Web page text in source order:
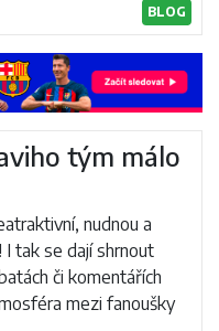
BLOG
tým málo
nudnou a
tak se dají shrnout
či komentářích
mezi fanoušky